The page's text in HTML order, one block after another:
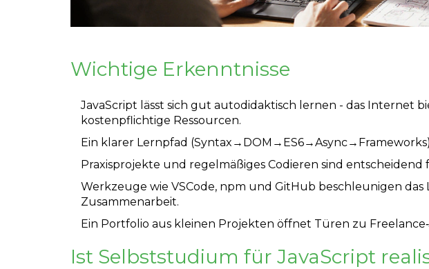
Wichtige Erkenntnisse
JavaScript lässt sich gut autodidaktisch lernen - das Internet
kostenpflichtige Ressourcen.
Ein klarer Lernpfad
Praxisprojekte und regelmäßiges Codieren sind
Werkzeuge wie VSCode, npm und GitHub beschleunigen das
Zusammenarbeit.
Ein Portfolio aus kleinen Projekten öffnet Türen zu
Ist Selbststudium für JavaScript